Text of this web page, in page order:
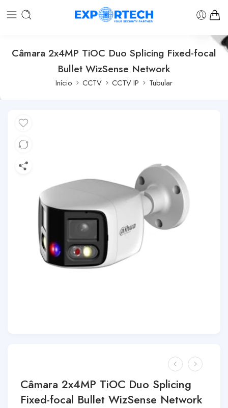
Câmara 2x4MP TiOC Duo Splicing Fixed-focal
Bullet WizSense Network
Início CCTV CCTV IP Tubular
Câmara 2x4MP TiOC Duo Splicing
Fixed-focal Bullet WizSense Network